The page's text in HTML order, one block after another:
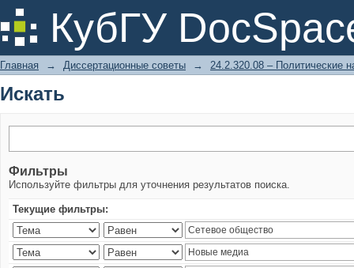
КубГУ
Искать
Главная → Диссертационные советы → 24.2.320.08 – Политические
Искать
Фильтры
Используйте фильтры для уточнения результатов поиска.
Текущие фильтры: